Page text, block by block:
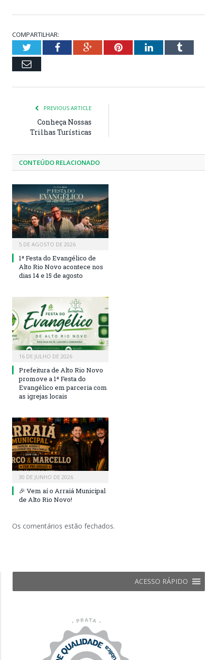
COMPARTILHAR:
TwitterFacebookGoogle+PinterestLinkedInTumblr
Email
PREVIOUS ARTICLE
Conheça Nossas
Trilhas Turísticas
CONTEÚDO RELACIONADO
5 DE AGOSTO DE 2026
1ª Festa do Evangélico de
Alto Rio Novo acontece nos
dias 14 e 15 de agosto
16 DE JULHO DE 2026
Prefeitura de Alto Rio Novo
promove a 1ª Festa do
Evangélico em parceria com
as igrejas locais
30 DE JUNHO DE 2026
🎉 Vem aí o Arraiá Municipal
de Alto Rio Novo!
Os comentários estão fechados.
ACESSO RÁPIDO